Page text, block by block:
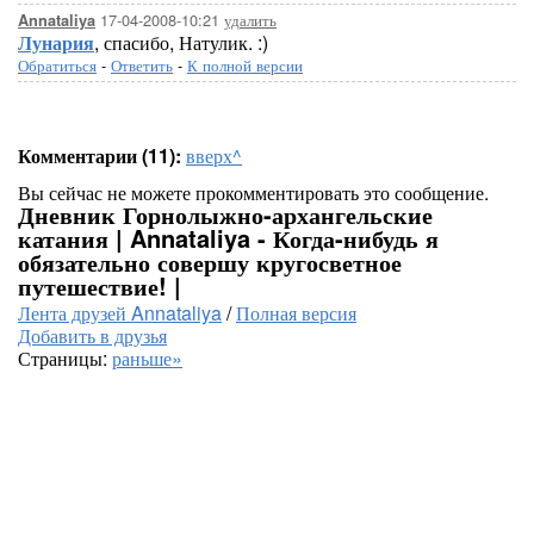
Annataliya 17-04-2008-10:21 удалить
Лунария, спасибо, Натулик. :)
Обратиться - Ответить - К полной версии
Комментарии (11): вверх^
Вы сейчас не можете прокомментировать это сообщение.
Дневник Горнолыжно-архангельские
катания | Annataliya - Когда-нибудь я
обязательно совершу кругосветное
путешествие! |
Лента друзей Annataliya/Полная версия
Добавить в друзья
Страницы: раньше»